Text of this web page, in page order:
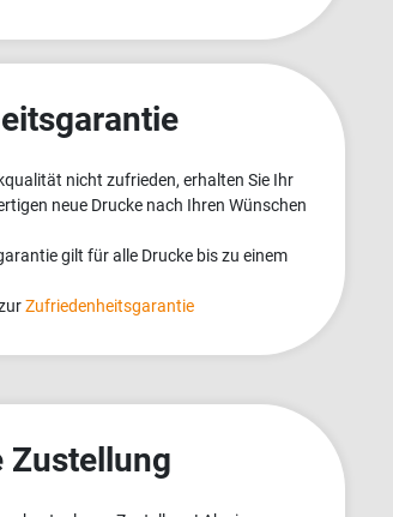
nicht zufrieden, erhalten Sie Ihr
neue Drucke nach Ihren Wünschen
gilt für alle Drucke bis zu einem
Zufriedenheitsgarantie
Zustellung